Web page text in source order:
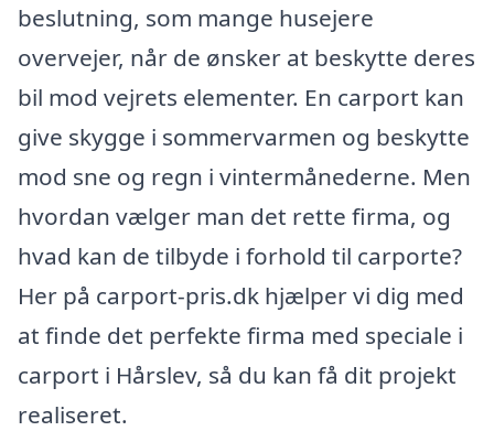
beslutning, som mange husejere
overvejer, når de ønsker at beskytte deres
bil mod vejrets elementer. En carport kan
give skygge i sommervarmen og beskytte
mod sne og regn i vintermånederne. Men
hvordan vælger man det rette firma, og
hvad kan de tilbyde i forhold til carporte?
Her på carport-pris.dk hjælper vi dig med
at finde det perfekte firma med speciale i
carport i Hårslev, så du kan få dit projekt
realiseret.